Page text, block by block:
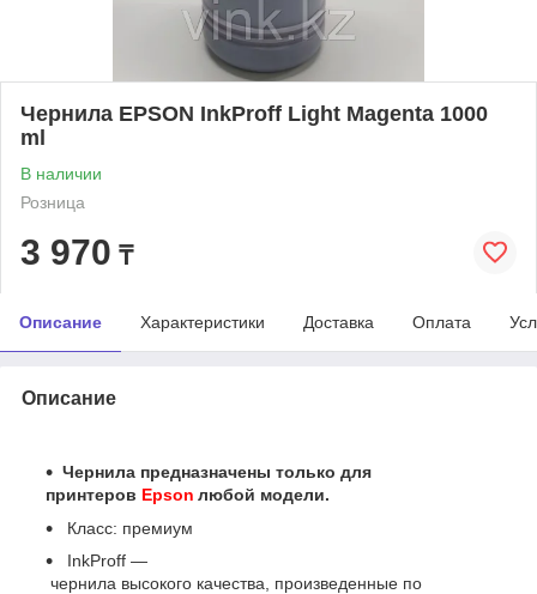
Чернила EPSON InkProff Light Magenta 1000
ml
В наличии
Розница
3 970 ₸
Описание Характеристики Доставка Оплата
Описание
Чернила предназначены только для
принтеров Epson любой модели.
Класс: премиум
InkProff ―
чернила высокого качества, произведенные по